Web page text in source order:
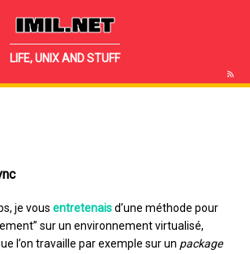
IMIL.NET
LIFE, UNIX AND STUFF
je vous entretenaisd’une méthode pour
sur un environnement virtualisé,
l’on travaille par exemple sur un package